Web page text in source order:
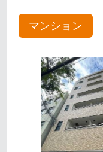
マンション